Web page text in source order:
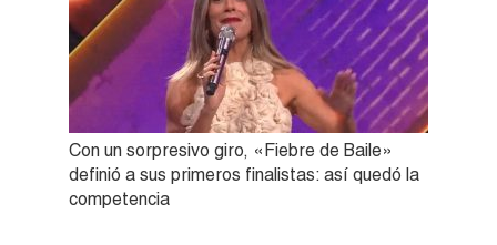
Con un sorpresivo giro, «Fiebre de Baile»
definió a sus primeros finalistas: así quedó la
competencia